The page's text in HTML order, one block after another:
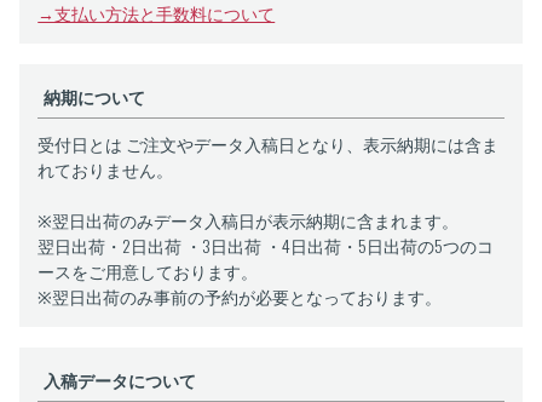
→支払い方法と手数料について
納期について
受付日とは ご注文やデータ入稿日となり、表示納期には含ま
れておりません。
※翌日出荷のみデータ入稿日が表示納期に含まれます。
翌日出荷・2日出荷 ・3日出荷 ・4日出荷・5日出荷の5つのコ
ースをご用意しております。
※翌日出荷のみ事前の予約が必要となっております。
入稿データについて